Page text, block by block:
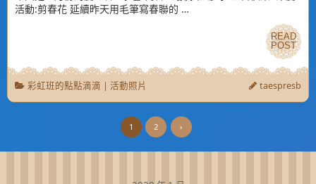
活動:剪春花 延續昨天用毛筆寫春聯的 …
READ
POST
READ
POST
彩虹班的點點滴滴 | 活動照片 taespresb
1 2 ›